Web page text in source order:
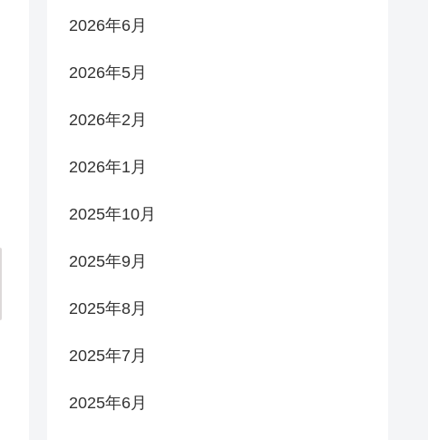
2026年6月
2026年5月
2026年2月
2026年1月
2025年10月
2025年9月
2025年8月
2025年7月
2025年6月